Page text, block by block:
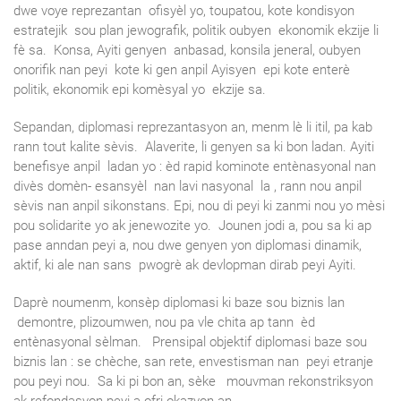
dwe voye reprezantan ofisyèl yo, toupatou, kote kondisyon
estratejik sou plan jewografik, politik oubyen ekonomik ekzije li
fè sa. Konsa, Ayiti genyen anbasad, konsila jeneral, oubyen
onorifik nan peyi kote ki gen anpil Ayisyen epi kote enterè
politik, ekonomik epi komèsyal yo ekzije sa.
Sepandan, diplomasi reprezantasyon an, menm lè li itil, pa kab
rann tout kalite sèvis. Alaverite, li genyen sa ki bon ladan. Ayiti
benefisye anpil ladan yo : èd rapid kominote entènasyonal nan
divès domèn- esansyèl nan lavi nasyonal la , rann nou anpil
sèvis nan anpil sikonstans. Epi, nou di peyi ki zanmi nou yo mèsi
pou solidarite yo ak jenewozite yo. Jounen jodi a, pou sa ki ap
pase anndan peyi a, nou dwe genyen yon diplomasi dinamik,
aktif, ki ale nan sans pwogrè ak devlopman dirab peyi Ayiti.
Daprè noumenm, konsèp diplomasi ki baze sou biznis lan
demontre, plizoumwen, nou pa vle chita ap tann èd
entènasyonal sèlman. Prensipal objektif diplomasi baze sou
biznis lan : se chèche, san rete, envestisman nan peyi etranje
pou peyi nou. Sa ki pi bon an, sèke mouvman rekonstriksyon